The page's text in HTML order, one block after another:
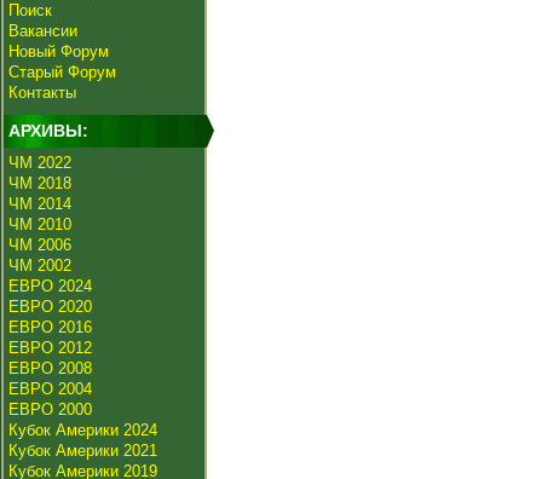
Поиск
Вакансии
Новый Форум
Старый Форум
Контакты
АРХИВЫ:
ЧМ 2022
ЧМ 2018
ЧМ 2014
ЧМ 2010
ЧМ 2006
ЧМ 2002
ЕВРО 2024
ЕВРО 2020
ЕВРО 2016
ЕВРО 2012
ЕВРО 2008
ЕВРО 2004
ЕВРО 2000
Кубок Америки 2024
Кубок Америки 2021
Кубок Америки 2019